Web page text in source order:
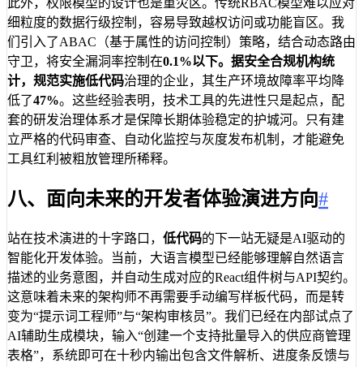
细粒度的数据行级控制，容易导致越权访问或功能盲区。我
们引入了ABAC（基于属性的访问控制）策略，结合动态路由
守卫，将安全漏洞率控制在0.1%以下。据安全合规机构统
计，规范实施低代码治理的企业，其生产环境故障率平均降
低了47%。这些经验表明，技术工具的先进性只是起点，配
套的研发治理体系才是保障长期体验稳定的护城河。只有建
立严格的代码审查、自动化监控与灰度发布机制，才能避免
工具红利被粗放管理所稀释。
八、面向未来的开发者体验演进方向#
站在技术演进的十字路口， 低代码的下一站无疑是AI驱动的
智能化开发体验。当前，大语言模型已经能够理解自然语言
描述的业务意图，并自动生成对应的React组件树与API契约。
这意味着未来的架构师不再需要手动编写样板代码，而是转
变为“提示词工程师”与“架构审核员”。我们已经在内部试点了
AI辅助生成模块，输入“创建一个支持批量导入的供应商管理
表格”，系统即可在十秒内输出包含文件解析、进度条反馈与